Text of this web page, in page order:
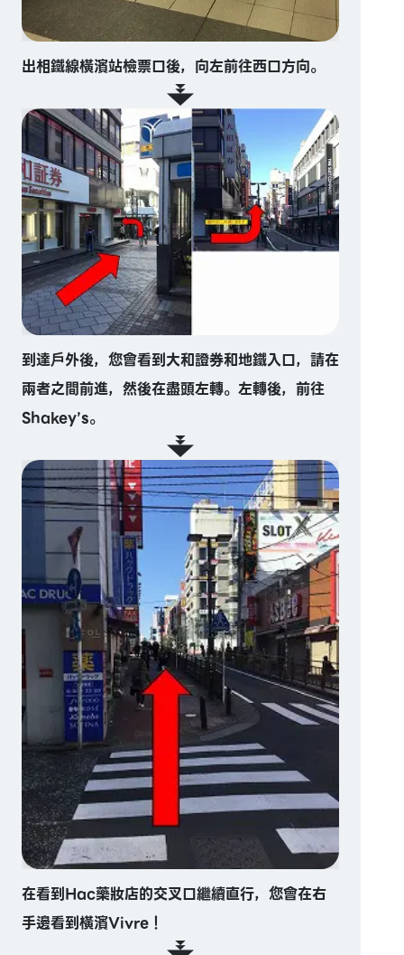
出相鐵線橫濱站檢票口後，向左前往西口方向。
到達戶外後，您會看到大和證券和地鐵入口，請在
兩者之間前進，然後在盡頭左轉。左轉後，前往
Shakey’s。
在看到Hac藥妝店的交叉口繼續直行，您會在右
手邊看到橫濱Vivre！